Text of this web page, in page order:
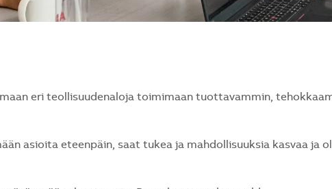
eri teollisuudenaloja toimimaan tuottavammin,
asioita eteenpäin, saat tukea ja mahdollisuuksia kasvaa ja